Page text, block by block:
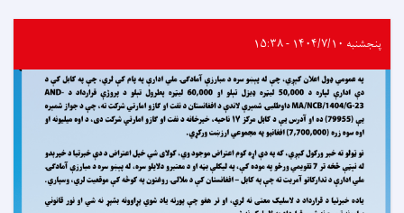
پنجشنبه ۱۴۰۴/۷/۱۰ - ۱۵:۳۸